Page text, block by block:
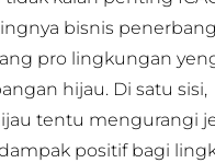
bisnis
pro lingkungan
hijau. Di satu sisi,
tentu mengurangi
positif bagi